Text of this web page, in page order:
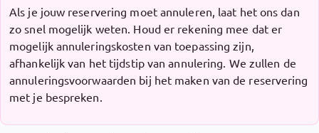
Als je jouw reservering moet annuleren, laat het ons dan
zo snel mogelijk weten. Houd er rekening mee dat er
mogelijk annuleringskosten van toepassing zijn,
afhankelijk van het tijdstip van annulering. We zullen de
annuleringsvoorwaarden bij het maken van de reservering
met je bespreken.